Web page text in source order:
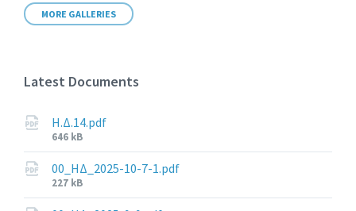
MORE GALLERIES
Latest Documents
Η.Δ.14.pdf
File
size:
646 kB
00_ΗΔ_2025-10-7-1.pdf
File
size:
227 kB